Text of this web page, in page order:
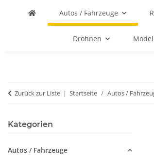
Autos / Fahrzeuge
Drohnen
Zurück zur Liste Startseite Autos /
Kategorien
Autos / Fahrzeuge